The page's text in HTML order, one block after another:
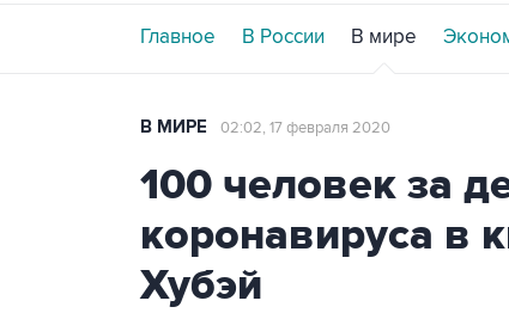
Главное В России В мире
В МИРЕ 02:02, 17 февраля 2020
100 человек за
коронавируса в
Хубэй